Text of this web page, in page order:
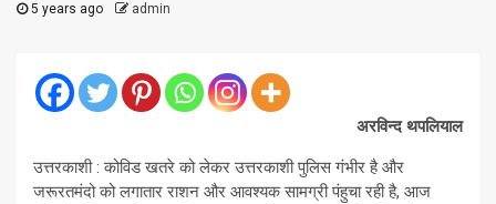
5 years ago admin
अरविन्द थपलियाल
उत्तरकाशी : कोविड खतरे को लेकर उत्तरकाशी पुलिस गंभीर है और
जरूरतमंदो को लगातार राशन और आवश्यक सामग्री पंहुचा रही है, आज